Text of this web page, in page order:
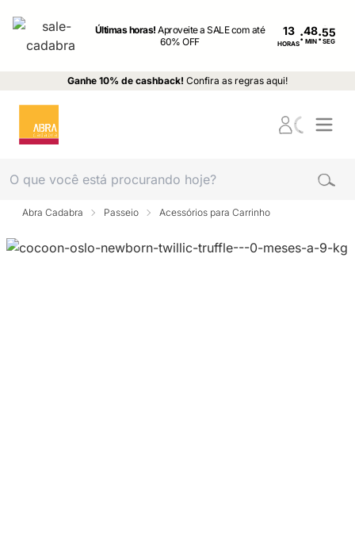
Últimas horas!Aproveite a SALE com até
60% OFF
13
HORAS: MIN : SEG
Ganhe 10% de cashback! Confira as regras aqui!
Abra Cadabra Passeio Acessórios para Carrinho